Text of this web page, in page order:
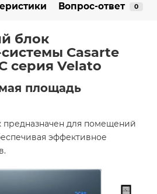
Вопрос-ответ 0
блок
Casarte
серия Velato
площадь
предназначен для помещений
эффективное